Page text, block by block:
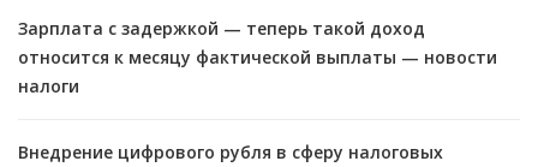
Зарплата с задержкой — теперь такой доход
относится к месяцу фактической выплаты — новости
налоги
Внедрение цифрового рубля в сферу налоговых